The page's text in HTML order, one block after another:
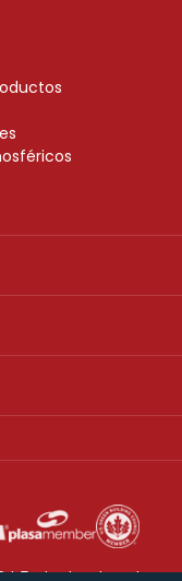
Todos los derechos